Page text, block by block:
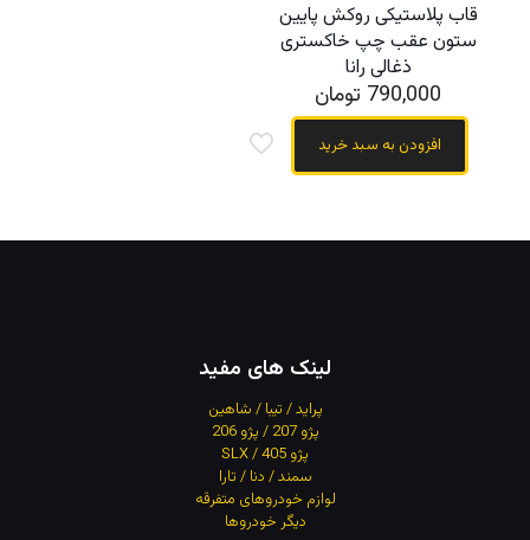
قاب پلاستیکی روکش پایین
ستون عقب چپ خاکستری
ذغالی رانا
790,000 تومان
افزودن به سبد خرید
لینک های مفید
پراید / تیبا / شاهین
پژو 207 / پژو 206
پژو 405 / SLX
سمند / دنا / تارا
لوازم خودروهای متفرقه
دیگر خودروها